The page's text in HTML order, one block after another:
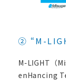
② “M-
M-LIGHT（
enHancing